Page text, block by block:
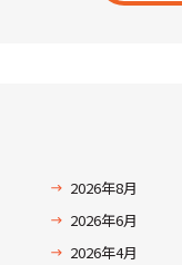
2026年8月
2026年6月
2026年4月